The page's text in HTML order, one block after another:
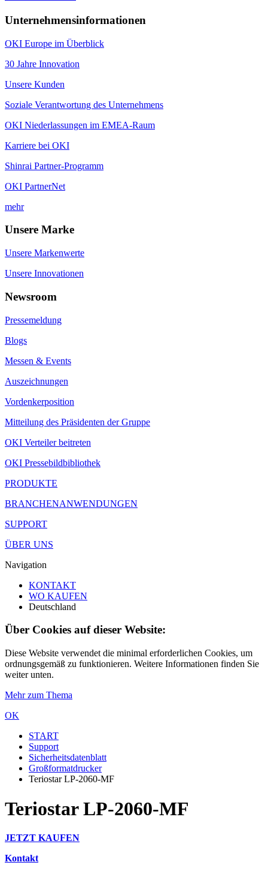
Unternehmensinformationen
OKI Europe im Überblick
30 Jahre Innovation
Unsere Kunden
Soziale Verantwortung des Unternehmens
OKI Niederlassungen im EMEA-Raum
Karriere bei OKI
Shinrai Partner-Programm
OKI PartnerNet
mehr
Unsere Marke
Unsere Markenwerte
Unsere Innovationen
Newsroom
Pressemeldung
Blogs
Messen & Events
Auszeichnungen
Vordenkerposition
Mitteilung des Präsidenten der Gruppe
OKI Verteiler beitreten
OKI Pressebildbibliothek
PRODUKTE
BRANCHENANWENDUNGEN
SUPPORT
ÜBER UNS
Navigation
KONTAKT
WO KAUFEN
Deutschland
Über Cookies auf dieser Website:
Diese Website verwendet die minimal erforderlichen Cookies, um
ordnungsgemäß zu funktionieren. Weitere Informationen finden Sie
weiter unten.
Mehr zum Thema
OK
START
Support
Sicherheitsdatenblatt
Großformatdrucker
Teriostar LP-2060-MF
Teriostar LP-2060-MF
JETZT KAUFEN
Kontakt